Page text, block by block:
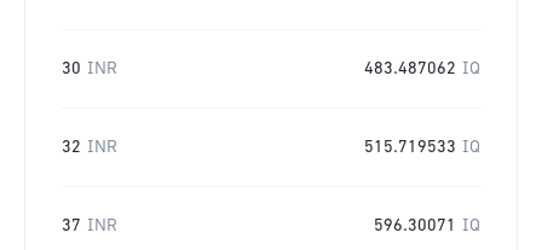
30 INR 483.487062 IQ
32 INR 515.719533 IQ
37 INR 596.30071 IQ